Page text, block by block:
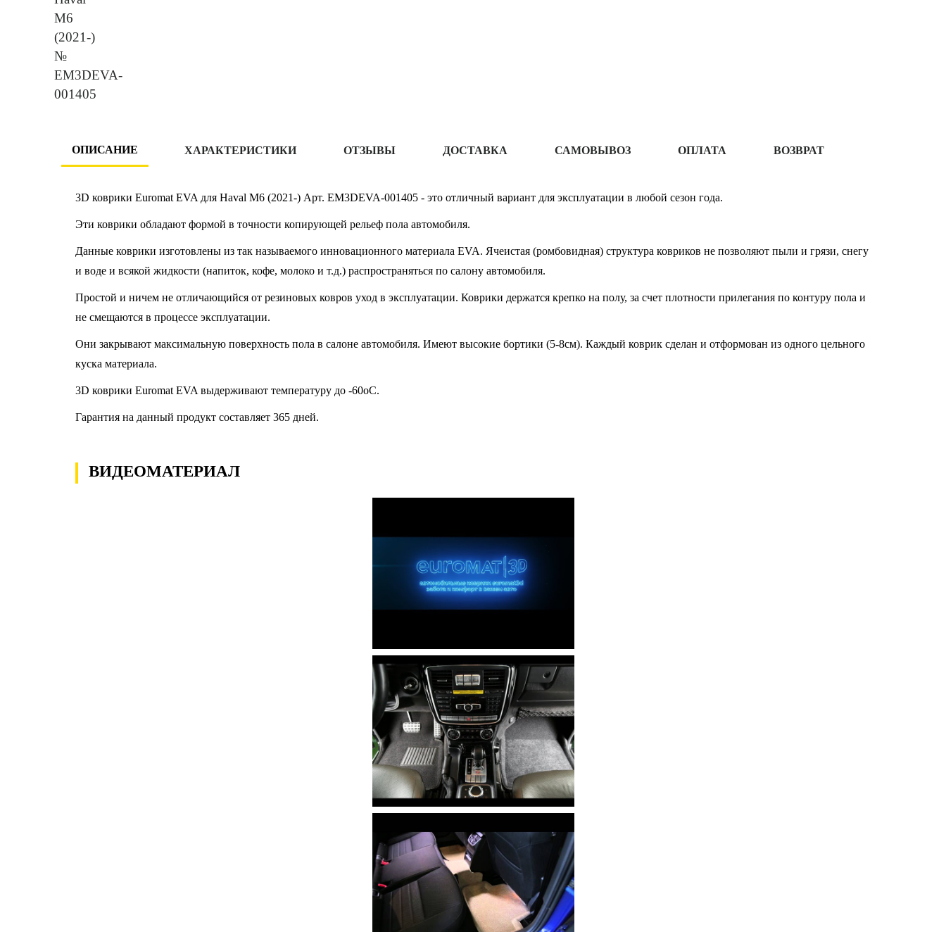
ОПИСАНИЕ ХАРАКТЕРИСТИКИ ОТЗЫВЫ ДОСТАВКА САМОВЫВОЗ ОПЛАТА ВОЗВРАТ
3D коврики Euromat EVA для Haval M6 (2021-) Арт. EM3DEVA-001405 - это отличный вариант для эксплуатации в любой сезон года.
Эти коврики обладают формой в точности копирующей рельеф пола автомобиля.
Данные коврики изготовлены из так называемого инновационного материала EVA. Ячеистая (ромбовидная) структура ковриков не позволяют пыли и грязи, снегу
и воде и всякой жидкости (напиток, кофе, молоко и т.д.) распространяться по салону автомобиля.
Простой и ничем не отличающийся от резиновых ковров уход в эксплуатации. Коврики держатся крепко на полу, за счет плотности прилегания по контуру пола и
не смещаются в процессе эксплуатации.
Они закрывают максимальную поверхность пола в салоне автомобиля. Имеют высокие бортики (5-8см). Каждый коврик сделан и отформован из одного цельного
куска материала.
3D коврики Euromat EVA выдерживают температуру до -60oC.
Гарантия на данный продукт составляет 365 дней.
ВИДЕОМАТЕРИАЛ